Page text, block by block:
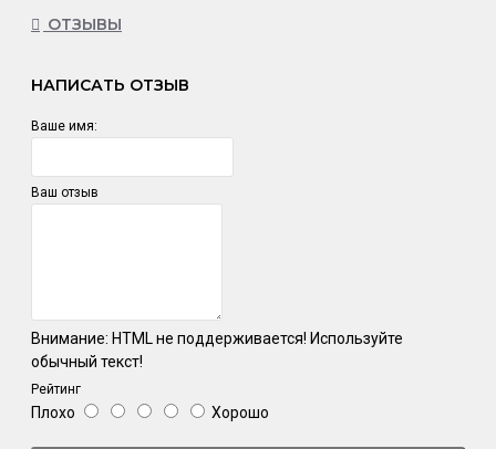
ОТЗЫВЫ
НАПИСАТЬ ОТЗЫВ
Ваше имя:
Ваш отзыв
Внимание: HTML не поддерживается! Используйте
обычный текст!
Рейтинг
Плохо Хорошо